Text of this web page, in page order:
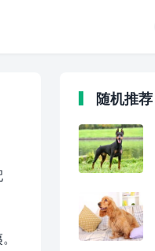
随机推荐